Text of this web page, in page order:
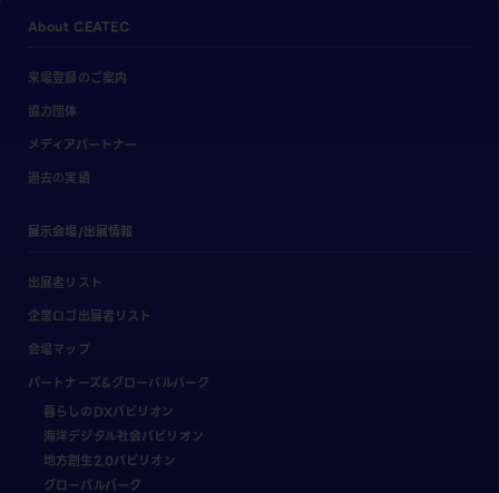
About CEATEC
来場登録のご案内
協力団体
メディアパートナー
過去の実績
展示会場/出展情報
出展者リスト
企業ロゴ出展者リスト
会場マップ
パートナーズ&グローバルパーク
暮らしのDXパビリオン
海洋デジタル社会パビリオン
地方創生2.0パビリオン
グローバルパーク